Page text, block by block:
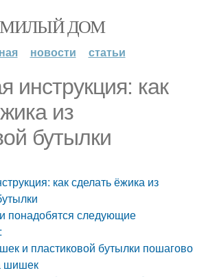
МИЛЫЙ ДОМ
новости статьи
инструкция: как
из
бутылки
как сделать ёжика из
понадобятся следующие
и пластиковой бутылки пошагово
шишек